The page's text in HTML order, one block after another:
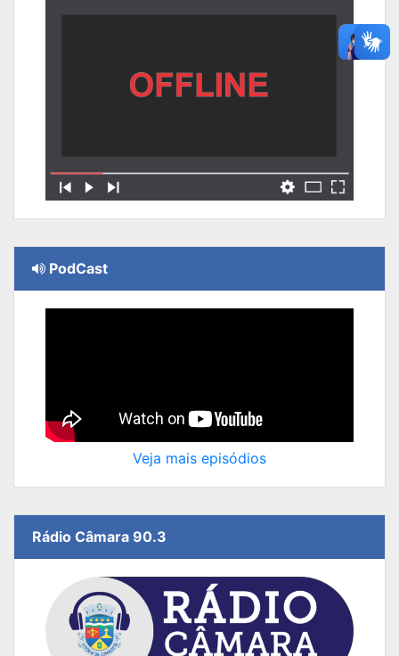
PodCast
Veja mais episódios
Rádio Câmara 90.3